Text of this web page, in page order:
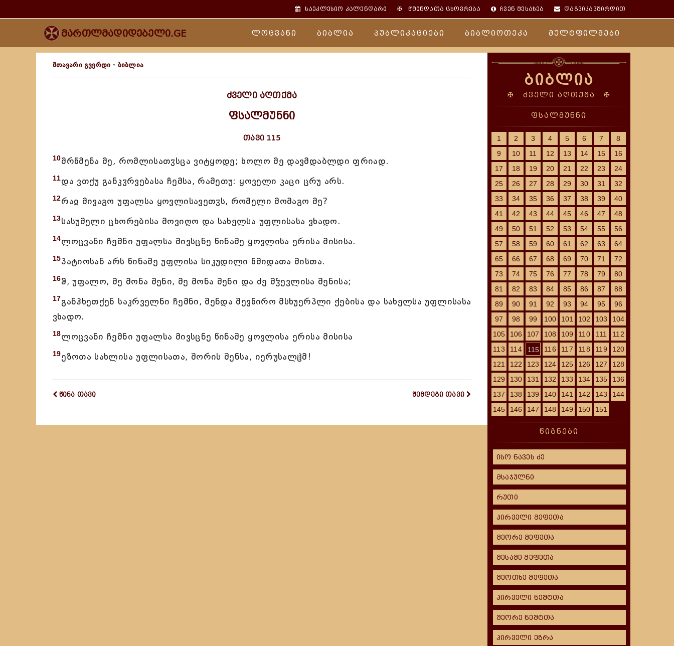
საეკლესიო კალენდარი ✠წმინდათა ცხოვრება ჩვენ შესახებ დაგვიკავშირდით
მართლმადიდებელი.GE ლოცვანი ბიბლია პუბლიკაციები ბიბლიოთეკა მულტფილმები
მთავარი გვერდი - ბიბლია
ძველი აღთქმა
ფსალმუნნი
თავი 115
10მრწმენა მე, რომლისათჳსცა ვიტყოდე; ხოლო მე დავმდაბლდი ფრიად.
11და ვთქუ განკჳრვებასა ჩემსა, რამეთუ: ყოველი კაცი ცრუ არს.
12რაჲ მივაგო უფალსა ყოვლისავეთჳს, რომელი მომაგო მე?
13სასუმელი ცხორებისა მოვიღო და სახელსა უფლისასა ვხადო.
14ლოცვანი ჩემნი უფალსა მივსცნე წინაშე ყოვლისა ერისა მისისა.
15პატიოსან არს წინაშე უფლისა სიკუდილი წმიდათა მისთა.
16ჵ, უფალო, მე მონა შენი, მე მონა შენი და ძე მჴევლისა შენისა;
17განჰხეთქენ საკრველნი ჩემნი, შენდა შევწირო მსხუერპლი ქებისა და სახელსა უფლისასა
ვხადო.
18ლოცვანი ჩემნი უფალსა მივსცნე წინაშე ყოვლისა ერისა მისისა
19ეზოთა სახლისა უფლისათა, შორის შენსა, იერუსალჱმ!
წინა თავი შემდეგი თავი
ბიბლია
✠ ძველი აღთქმა ✠
ფსალმუნნი
1 2 3 4 5 6 7
8
9
10 11 12 13 14 15
16
17
18 19 20 21 22 23
24
25
26 27 28 29 30 31
32
33
34 35 36 37 38 39
40
41
42 43 44 45 46 47
48
49
50 51 52 53 54 55
56
57
58 59 60 61 62 63
64
65
66 67 68 69 70 71
72
73
74 75 76 77 78 79
80
81
82 83 84 85 86 87
88
89
90 91 92 93 94 95
96
97
98 99 100 101 102 103
104
105
106 107 108 109 110 111
112
113
114 115 116 117 118 119
120
121
122 123 124 125 126 127
128
129
130 131 132 133 134 135
136
137
138 139 140 141 142 143
144
145
146 147 148 149 150 151
წიგნები
ისო ნავეს ძე
მსაჯულნი
რუთი
პირველი მეფეთა
მეორე მეფეთა
მესამე მეფეთა
მეოთხე მეფეთა
პირველი ნეშტთა
მეორე ნეშტთა
პირველი ეზრა